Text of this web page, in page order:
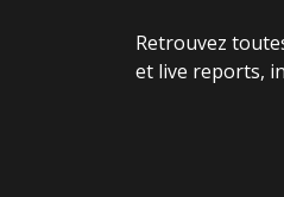
Retrouvez
et live reports,